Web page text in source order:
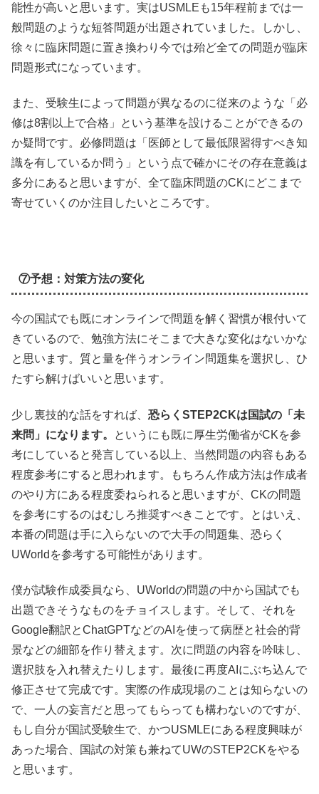
能性が高いと思います。実はUSMLEも15年程前までは一
般問題のような短答問題が出題されていました。しかし、
徐々に臨床問題に置き換わり今では殆ど全ての問題が臨床
問題形式になっています。
また、受験生によって問題が異なるのに従来のような「必
修は8割以上で合格」という基準を設けることができるの
か疑問です。必修問題は「医師として最低限習得すべき知
識を有しているか問う」という点で確かにその存在意義は
多分にあると思いますが、全て臨床問題のCKにどこまで
寄せていくのか注目したいところです。
⑦予想：対策方法の変化
今の国試でも既にオンラインで問題を解く習慣が根付いて
きているので、勉強方法にそこまで大きな変化はないかな
と思います。質と量を伴うオンライン問題集を選択し、ひ
たすら解けばいいと思います。
少し裏技的な話をすれば、 恐らくSTEP2CKは国試の「未
来問」になります。
というにも既に厚生労働省がCKを参
考にしていると発言している以上、当然問題の内容もある
程度参考にすると思われます。もちろん作成方法は作成者
のやり方にある程度委ねられると思いますが、CKの問題
を参考にするのはむしろ推奨すべきことです。とはいえ、
本番の問題は手に入らないので大手の問題集、恐らく
UWorldを参考する可能性があります。
僕が試験作成委員なら、UWorldの問題の中から国試でも
出題できそうなものをチョイスします。そして、それを
Google翻訳とChatGPTなどのAIを使って病歴と社会的背
景などの細部を作り替えます。次に問題の内容を吟味し、
選択肢を入れ替えたりします。最後に再度AIにぶち込んで
修正させて完成です。実際の作成現場のことは知らないの
で、一人の妄言だと思ってもらっても構わないのですが、
もし自分が国試受験生で、かつUSMLEにある程度興味が
あった場合、国試の対策も兼ねてUWのSTEP2CKをやる
と思います。